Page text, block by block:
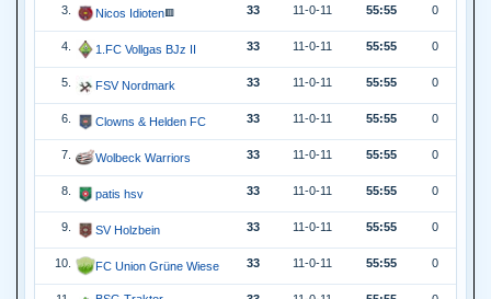
3. Nicos Idioten 🟥 33 11-0-11 55:55 0
4. 1.FC Vollgas BJz II 33 11-0-11 55:55 0
5. FSV Nordmark 33 11-0-11 55:55 0
6. Clowns & Helden FC 33 11-0-11 55:55 0
7. Wolbeck Warriors 33 11-0-11 55:55 0
8. patis hsv 33 11-0-11 55:55 0
9. SV Holzbein 33 11-0-11 55:55 0
10. FC Union Grüne Wiese 33 11-0-11 55:55 0